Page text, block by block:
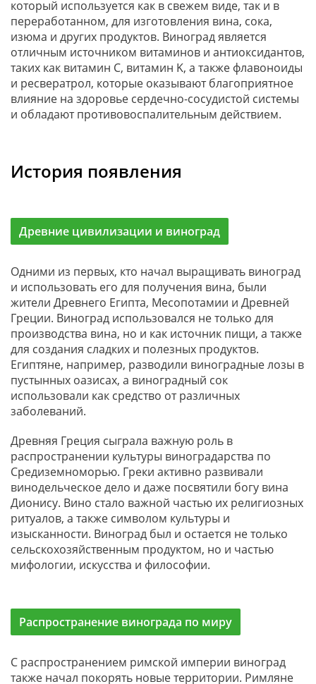
который используется как в свежем виде, так и в
переработанном, для изготовления вина, сока,
изюма и других продуктов. Виноград является
отличным источником витаминов и антиоксидантов,
таких как витамин C, витамин K, а также флавоноиды
и ресвератрол, которые оказывают благоприятное
влияние на здоровье сердечно-сосудистой системы
и обладают противовоспалительным действием.
История появления
Древние цивилизации и виноград
Одними из первых, кто начал выращивать виноград
и использовать его для получения вина, были
жители Древнего Египта, Месопотамии и Древней
Греции. Виноград использовался не только для
производства вина, но и как источник пищи, а также
для создания сладких и полезных продуктов.
Египтяне, например, разводили виноградные лозы в
пустынных оазисах, а виноградный сок
использовали как средство от различных
заболеваний.
Древняя Греция сыграла важную роль в
распространении культуры виноградарства по
Средиземноморью. Греки активно развивали
винодельческое дело и даже посвятили богу вина
Дионису. Вино стало важной частью их религиозных
ритуалов, а также символом культуры и
изысканности. Виноград был и остается не только
сельскохозяйственным продуктом, но и частью
мифологии, искусства и философии.
Распространение винограда по миру
С распространением римской империи виноград
также начал покорять новые территории. Римляне